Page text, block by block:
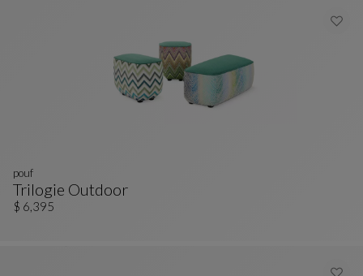
Trilogie Outdoor
Pouf
Ver Descripción Completa
pouf
$ 6,395